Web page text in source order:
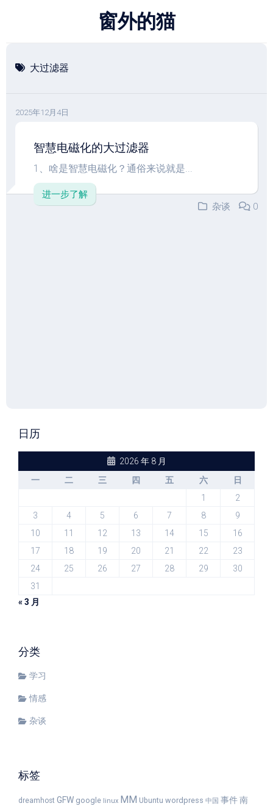
窗外的猫
大过滤器
2025年12月4日
智慧电磁化的大过滤器
1、啥是智慧电磁化？通俗来说就是...
进一步了解
杂谈
0
日历
2026 年 8 月
一
二 三 四 五 六
日
1
2
3
4 5 6 7 8
9
10
11 12 13 14 15
16
17
18 19 20 21 22
23
24
25 26 27 28 29
30
31
« 3 月
分类
学习
情感
杂谈
标签
dreamhost GFW google linux MM Ubuntu wordpress 中国 事件南